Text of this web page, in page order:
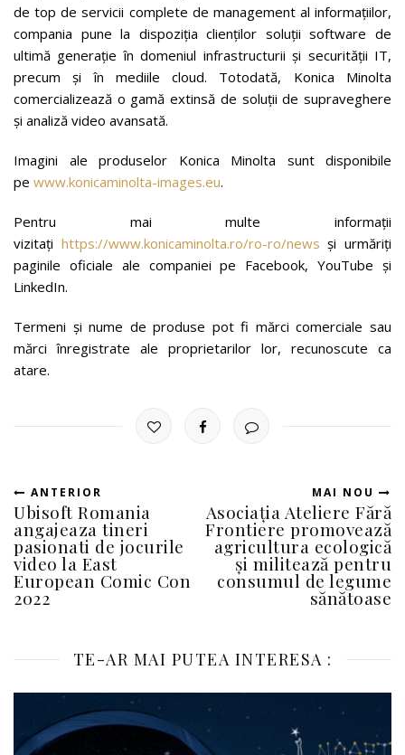
de top de servicii complete de management al informațiilor,
compania pune la dispoziția clienților soluții software de
ultimă generație în domeniul infrastructurii și securității IT,
precum și în mediile cloud. Totodată, Konica Minolta
comercializează o gamă extinsă de soluții de supraveghere
și analiză video avansată.
Imagini ale produselor Konica Minolta sunt disponibile
pe www.konicaminolta-images.eu.
Pentru mai multe informații
vizitați https://www.konicaminolta.ro/ro-ro/news și urmăriți
paginile oficiale ale companiei pe Facebook, YouTube și
LinkedIn.
Termeni şi nume de produse pot fi mărci comerciale sau
mărci înregistrate ale proprietarilor lor, recunoscute ca
atare.
ANTERIOR
Ubisoft Romania
angajeaza tineri
pasionati de jocurile
video la East
European Comic Con
2022
MAI NOU
Asociația Ateliere Fără
Frontiere promovează
agricultura ecologică
și militează pentru
consumul de legume
sănătoase
TE-AR MAI PUTEA INTERESA :